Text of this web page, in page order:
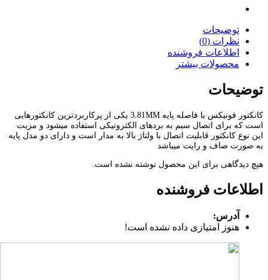
توضیحات
نظرات (0)
اطلاعات فروشنده
محصولات بیشتر
توضیحات
کانکتور فونیکس با فاصله پایه 3.81MM یکی از پرکاربردترین کانکتورهایی
است که برای اتصال سیم به بردهای الکترونیکی استفاده میشود و مزیت
این نوع کانکتور قابلیت اتصال با ولتاژ بالا به مدار است و دارای دو مدل پایه
به صورت صاف و رایت میباشد
هیچ دیدگاهی برای این محصول نوشته نشده است.
اطلاعات فروشنده
آدرس:
هنوز امتیازی داده نشده است!